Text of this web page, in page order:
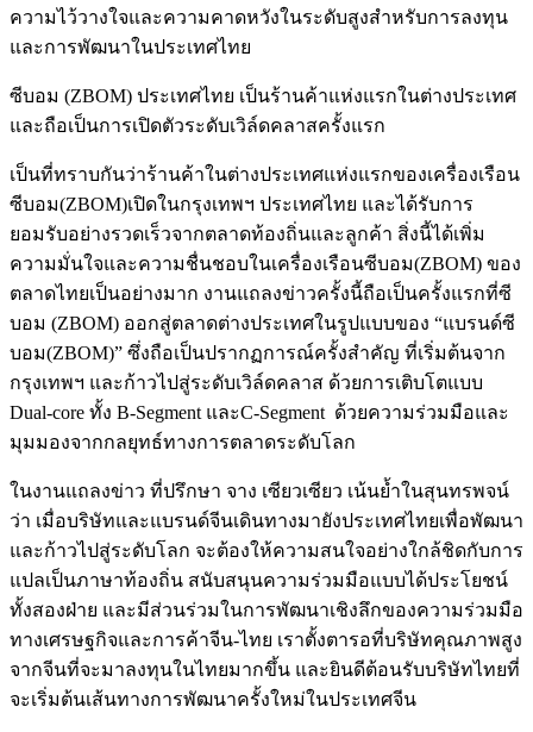
ความไว้วางใจและความคาดหวังในระดับสูงสำหรับการลงทุน
และการพัฒนาในประเทศไทย
ซีบอม (ZBOM) ประเทศไทย เป็นร้านค้าแห่งแรกในต่างประเทศ
และถือเป็นการเปิดตัวระดับเวิล์ดคลาสครั้งแรก
เป็นที่ทราบกันว่าร้านค้าในต่างประเทศแห่งแรกของเครื่องเรือน
ซีบอม(ZBOM)เปิดในกรุงเทพฯ ประเทศไทย และได้รับการ
ยอมรับอย่างรวดเร็วจากตลาดท้องถิ่นและลูกค้า สิ่งนี้ได้เพิ่ม
ความมั่นใจและความชื่นชอบในเครื่องเรือนซีบอม(ZBOM) ของ
ตลาดไทยเป็นอย่างมาก งานแถลงข่าวครั้งนี้ถือเป็นครั้งแรกที่ซี
บอม (ZBOM) ออกสู่ตลาดต่างประเทศในรูปแบบของ “แบรนด์ซี
บอม(ZBOM)” ซึ่งถือเป็นปรากฏการณ์ครั้งสำคัญ ที่เริ่มต้นจาก
กรุงเทพฯ และก้าวไปสู่ระดับเวิล์ดคลาส ด้วยการเติบโตแบบ
Dual-core ทั้ง B-Segment และC-Segment ด้วยความร่วมมือและ
มุมมองจากกลยุทธ์ทางการตลาดระดับโลก
ในงานแถลงข่าว ที่ปรึกษา จาง เซียวเซียว เน้นย้ำในสุนทรพจน์
ว่า เมื่อบริษัทและแบรนด์จีนเดินทางมายังประเทศไทยเพื่อพัฒนา
และก้าวไปสู่ระดับโลก จะต้องให้ความสนใจอย่างใกล้ชิดกับการ
แปลเป็นภาษาท้องถิ่น สนับสนุนความร่วมมือแบบได้ประโยชน์
ทั้งสองฝ่าย และมีส่วนร่วมในการพัฒนาเชิงลึกของความร่วมมือ
ทางเศรษฐกิจและการค้าจีน-ไทย เราตั้งตารอที่บริษัทคุณภาพสูง
จากจีนที่จะมาลงทุนในไทยมากขึ้น และยินดีต้อนรับบริษัทไทยที่
จะเริ่มต้นเส้นทางการพัฒนาครั้งใหม่ในประเทศจีน